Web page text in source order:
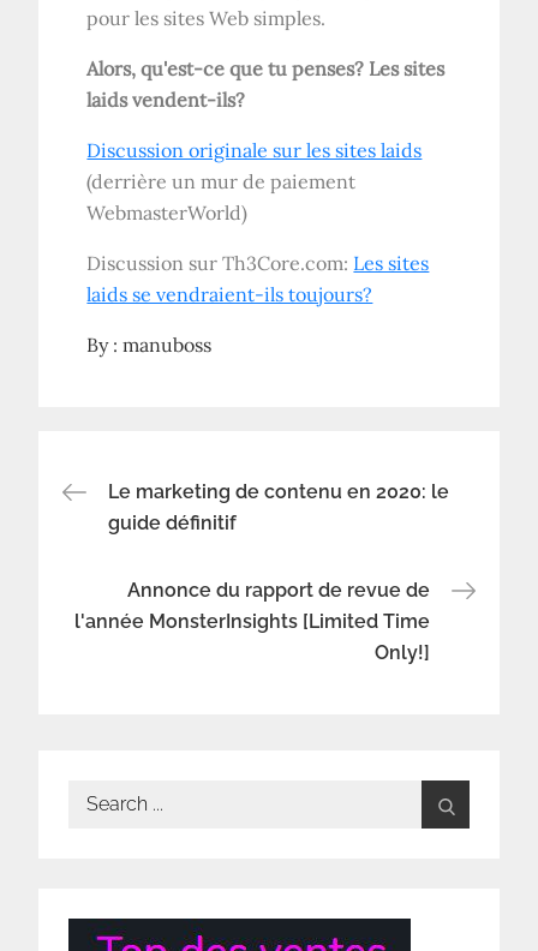
pour les sites Web simples.
Alors, qu'est-ce que tu penses? Les sites
laids vendent-ils?
Discussion originale sur les sites laids
(derrière un mur de paiement
WebmasterWorld)
Discussion sur Th3Core.com: Les sites
laids se vendraient-ils toujours?
By :manuboss
Navigation
l’article
Le marketing de contenu en 2020: le
guide définitif
Annonce du rapport de revue de
l'année MonsterInsights [Limited Time
Only!]
Search